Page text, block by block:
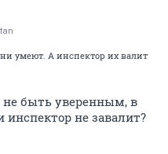
умеют. А инспектор их валит
не быть уверенным, в
не завалит?